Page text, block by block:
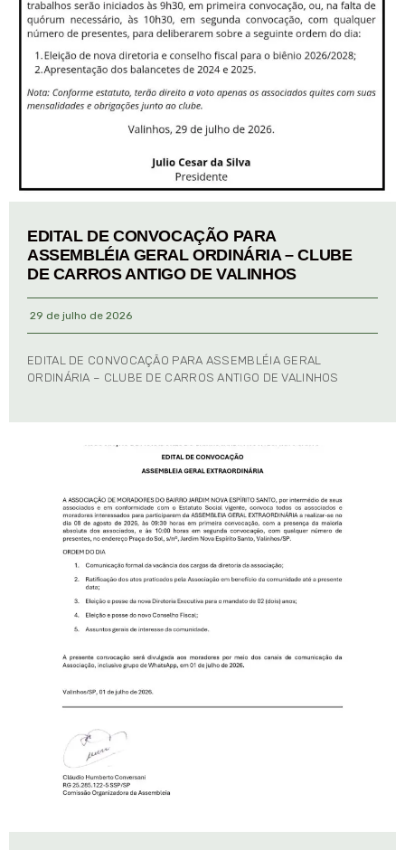
EDITAL DE CONVOCAÇÃO PARA
ASSEMBLÉIA GERAL ORDINÁRIA – CLUBE
DE CARROS ANTIGO DE VALINHOS
29 de julho de 2026
EDITAL DE CONVOCAÇÃO PARA ASSEMBLÉIA GERAL
ORDINÁRIA – CLUBE DE CARROS ANTIGO DE VALINHOS